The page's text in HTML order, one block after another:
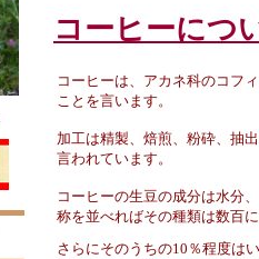
コーヒーにつ
コーヒーは、アカネ科のコフ
ことを言います。
加工は精製、焙煎、粉砕、抽
言われています。
コーヒーの生豆の成分は水分
称を並べればその種類は数百
さらにそのうちの10％程度は